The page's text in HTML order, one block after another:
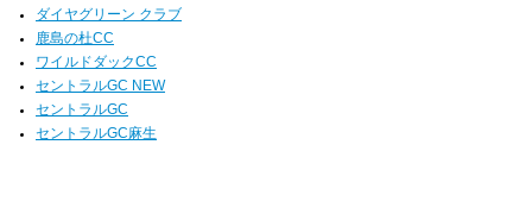
ダイヤグリーン クラブ
鹿島の杜CC
ワイルドダックCC
セントラルGC NEW
セントラルGC
セントラルGC麻生